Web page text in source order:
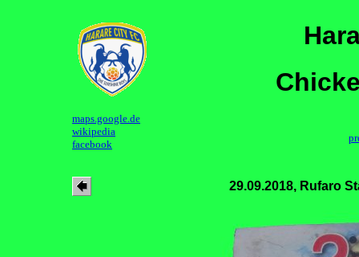
maps.google.de
wikipedia
facebook
29.09.2018, Rufaro